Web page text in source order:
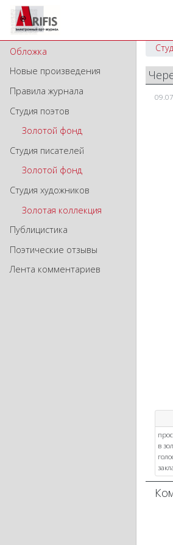
Обложка
Новые произведения
Правила журнала
Студия поэтов
Золотой фонд
Студия писателей
Золотой фонд
Студия художников
Золотая коллекция
Публицистика
Поэтические отзывы
Лента комментариев
в